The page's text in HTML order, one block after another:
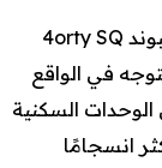
قد يظن بعض العملاء أن غياب الفلل داخل كمبوند 4orty SQ
في الواقع
السكنية
انسجامًا